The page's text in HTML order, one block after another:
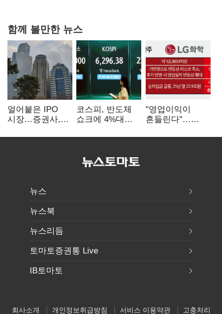
함께 볼만한 뉴스
얼어붙은 IPO
시장…증권사,
전쟁' 기대
코스피, 반도체
쇼크에 4%대
5거래일째 상승
"영업이익이
흔들린다"…
18에 취약
뉴스
뉴스북
뉴스리듬
토마토증권통 Live
IB토마토
회사소개 개인정보취급방침 서비스 이용약관 고충처리